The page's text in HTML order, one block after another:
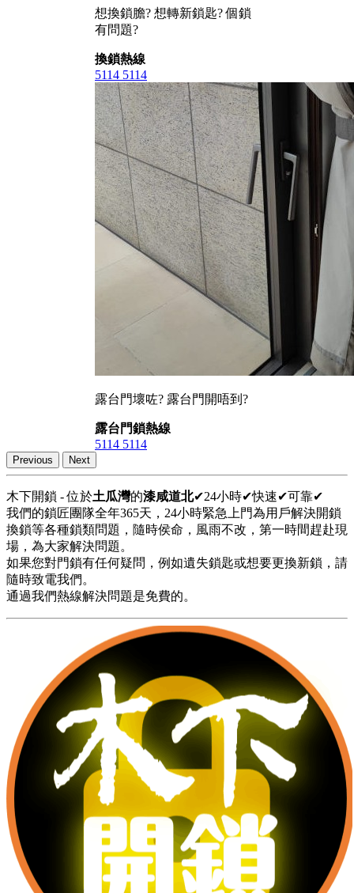
想換鎖膽? 想轉新鎖匙? 個鎖
有問題?
換鎖熱線
5114 5114
露台門壞咗? 露台門開唔到?
露台門鎖熱線
5114 5114
Previous Next
木下開鎖 - 位於土瓜灣的漆咸道北✔24小時✔快速✔可靠✔
我們的鎖匠團隊全年365天，24小時緊急上門為用戶解決開鎖
換鎖等各種鎖類問題，隨時侯命，風雨不改，第一時間趕赴現
場，為大家解決問題。
如果您對門鎖有任何疑問，例如遺失鎖匙或想要更換新鎖，請
隨時致電我們。
通過我們熱線解決問題是免費的。